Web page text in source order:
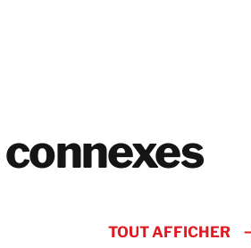
TOUT AFFICHER